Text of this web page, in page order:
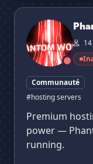
Phantom world
Communauté
#hosting servers
Premium
power —
running.